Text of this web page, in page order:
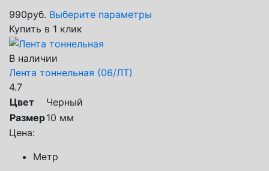
990руб. Выберите параметры
Купить в 1 клик
В наличии
Лента тоннельная (06/ЛТ)
4.7
Цвет
Черный
Размер10 мм
Цена:
Метр